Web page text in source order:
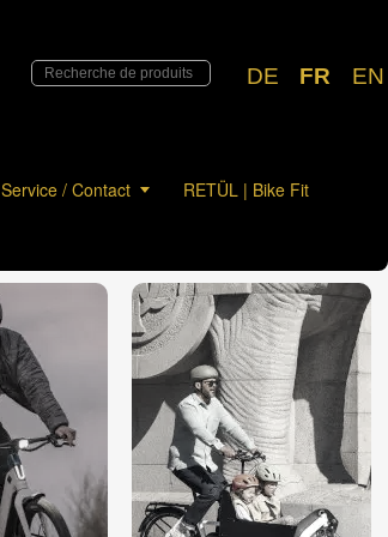
DE FR EN
Service / Contact RETÜL | Bike Fit